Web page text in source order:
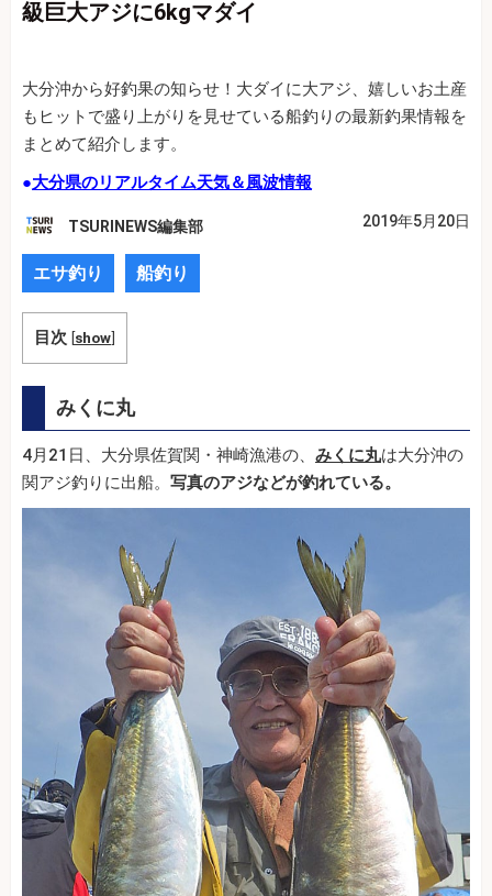
級巨大アジに6kgマダイ
大分沖から好釣果の知らせ！大ダイに大アジ、嬉しいお土産
もヒットで盛り上がりを見せている船釣りの最新釣果情報を
まとめて紹介します。
●大分県のリアルタイム天気＆風波情報
TSURINEWS編集部 2019年5月20日
エサ釣り 船釣り
目次 [show]
みくに丸
4月21日、大分県佐賀関・神崎漁港の、 みくに丸は大分沖の
関アジ釣りに出船。 写真のアジなどが釣れている。